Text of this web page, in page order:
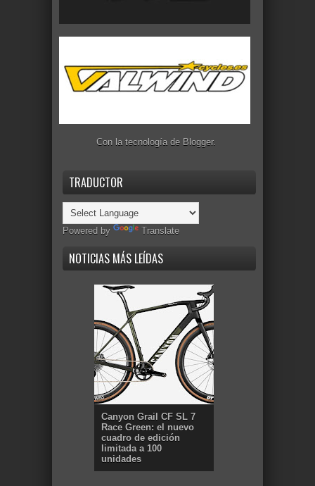
Con la tecnología de Blogger.
TRADUCTOR
Powered by Translate
NOTICIAS MÁS LEÍDAS
Canyon Grail CF SL 7
Race Green: el nuevo
cuadro de edición
limitada a 100
unidades